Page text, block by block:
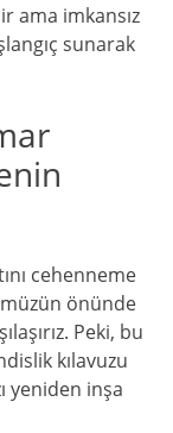
ama imkansız
sunarak
cehenneme
önünde
Peki, bu
kılavuzu
yeniden inşa